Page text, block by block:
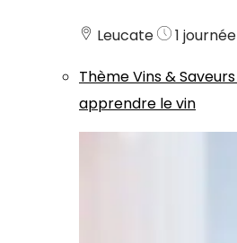
Leucate
1 journée
ThèmeVins & Saveurs
apprendre le vin